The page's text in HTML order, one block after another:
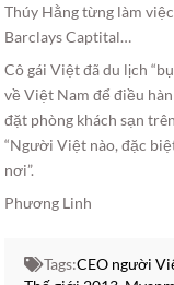
Thúy Hằng từng làm
Barclays Captital…
Cô gái Việt đã du lịch
về Việt Nam để điều
đặt phòng khách sạn
“Người Việt nào, đặc
nơi”.
Phương Linh
Tags:CEO người